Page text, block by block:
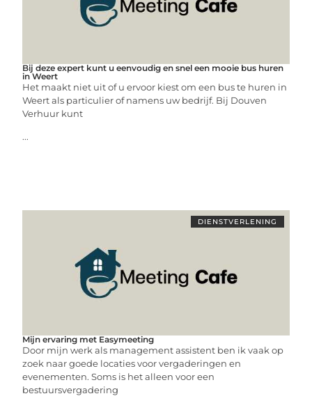
Bij deze expert kunt u eenvoudig en snel een mooie bus huren
in Weert
Het maakt niet uit of u ervoor kiest om een bus te huren in
Weert als particulier of namens uw bedrijf. Bij Douven
Verhuur kunt
...
DIENSTVERLENING
Mijn ervaring met Easymeeting
Door mijn werk als management assistent ben ik vaak op
zoek naar goede locaties voor vergaderingen en
evenementen. Soms is het alleen voor een
bestuursvergadering